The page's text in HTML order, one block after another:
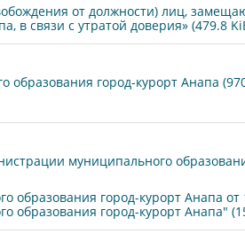
от должности) лиц,
в связи с утратой доверия» (479.8
образования город-курорт Анапа
муниципального
образования город-курорт Анапа
образования город-курорт Анапа"